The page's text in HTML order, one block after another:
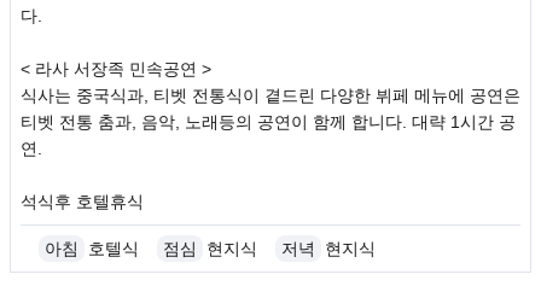
다.
< 라사 서장족 민속공연 >
식사는 중국식과, 티벳 전통식이 곁드린 다양한 뷔페 메뉴에 공연은
티벳 전통 춤과, 음악, 노래등의 공연이 함께 합니다. 대략 1시간 공
연.
석식후 호텔휴식
아침 호텔식 점심 현지식 저녁 현지식